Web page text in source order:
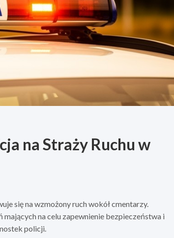
na Straży Ruchu w
się na wzmożony ruch wokół cmentarzy.
mających na celu zapewnienie bezpieczeństwa i
policji.